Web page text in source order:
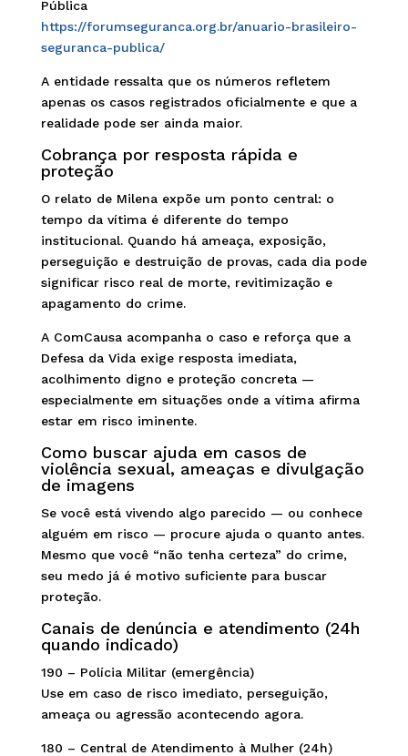
Pública
https://forumseguranca.org.br/anuario-brasileiro-
seguranca-publica/
A entidade ressalta que os números refletem
apenas os casos registrados oficialmente e que a
realidade pode ser ainda maior.
Cobrança por resposta rápida e
proteção
O relato de Milena expõe um ponto central: o
tempo da vítima é diferente do tempo
institucional. Quando há ameaça, exposição,
perseguição e destruição de provas, cada dia pode
significar risco real de morte, revitimização e
apagamento do crime.
A ComCausa acompanha o caso e reforça que a
Defesa da Vida exige resposta imediata,
acolhimento digno e proteção concreta —
especialmente em situações onde a vítima afirma
estar em risco iminente.
Como buscar ajuda em casos de
violência sexual, ameaças e divulgação
de imagens
Se você está vivendo algo parecido — ou conhece
alguém em risco — procure ajuda o quanto antes.
Mesmo que você “não tenha certeza” do crime,
seu medo já é motivo suficiente para buscar
proteção.
Canais de denúncia e atendimento (24h
quando indicado)
190 – Polícia Militar (emergência)
Use em caso de risco imediato, perseguição,
ameaça ou agressão acontecendo agora.
180 – Central de Atendimento à Mulher (24h)